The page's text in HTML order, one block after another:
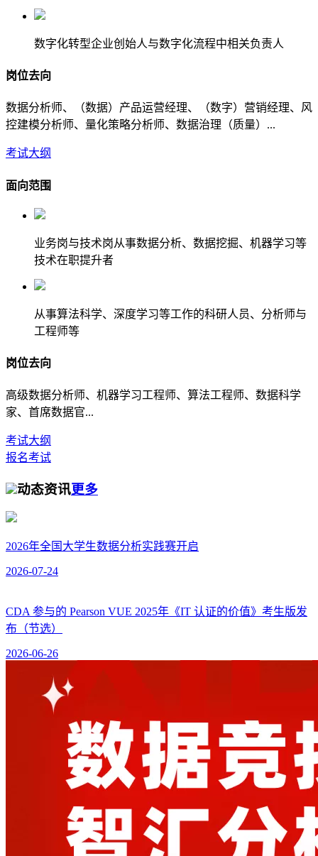
数字化转型企业创始人与数字化流程中相关负责人
岗位去向
数据分析师、（数据）产品运营经理、（数字）营销经理、风
控建模分析师、量化策略分析师、数据治理（质量）...
考试大纲
面向范围
业务岗与技术岗从事数据分析、数据挖掘、机器学习等
技术在职提升者
从事算法科学、深度学习等工作的科研人员、分析师与
工程师等
岗位去向
高级数据分析师、机器学习工程师、算法工程师、数据科学
家、首席数据官...
考试大纲
报名考试
动态资讯更多
2026年全国大学生数据分析实践赛开启
2026-07-24
CDA 参与的 Pearson VUE 2025年《IT 认证的价值》考生版发
布（节选）
2026-06-26